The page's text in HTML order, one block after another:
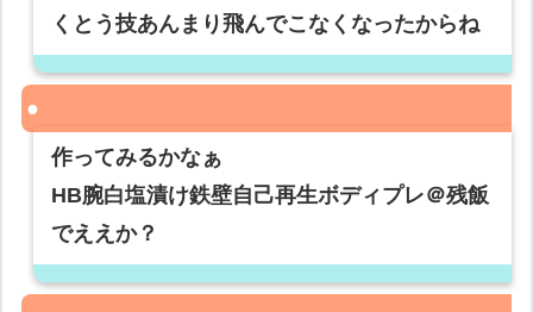
くとう技あんまり飛んでこなくなったからね
作ってみるかなぁ
HB腕白塩漬け鉄壁自己再生ボディプレ＠残飯
でええか？